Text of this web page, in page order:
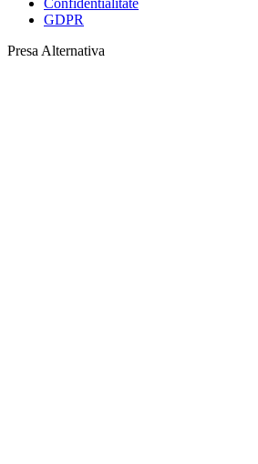
Confidentialitate
GDPR
Presa Alternativa